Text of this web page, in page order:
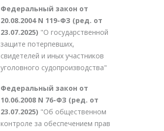
Федеральный закон от
20.08.2004 N 119-ФЗ (ред. от
23.07.2025) "О государственной
защите потерпевших,
свидетелей и иных участников
уголовного судопроизводства"
Федеральный закон от
10.06.2008 N 76-ФЗ (ред. от
23.07.2025) "Об общественном
контроле за обеспечением прав